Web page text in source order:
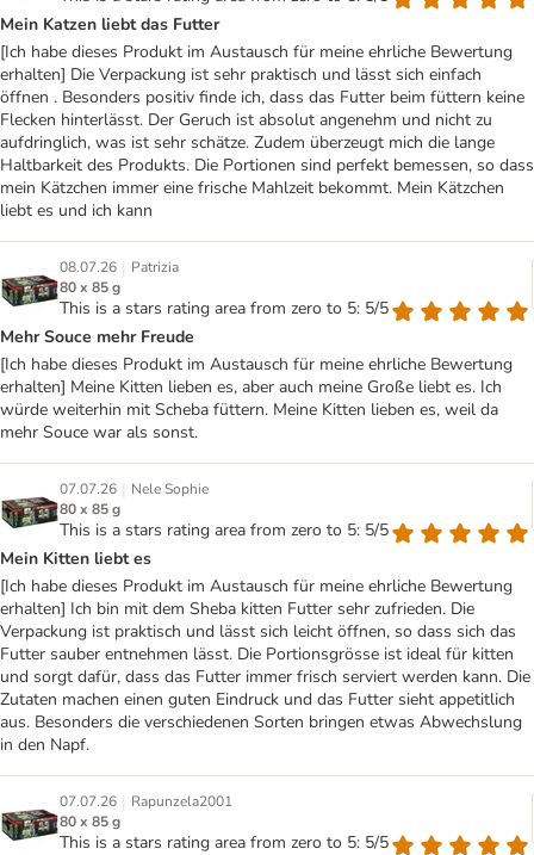
Mein Katzen liebt das Futter
[Ich habe dieses Produkt im Austausch für meine ehrliche Bewertung
erhalten] Die Verpackung ist sehr praktisch und lässt sich einfach
öffnen . Besonders positiv finde ich, dass das Futter beim füttern keine
Flecken hinterlässt. Der Geruch ist absolut angenehm und nicht zu
aufdringlich, was ist sehr schätze. Zudem überzeugt mich die lange
Haltbarkeit des Produkts. Die Portionen sind perfekt bemessen, so dass
mein Kätzchen immer eine frische Mahlzeit bekommt. Mein Kätzchen
liebt es und ich kann
08.07.26 | Patrizia
80 x 85 g
This is a stars rating area from zero to 5: 5/5
Mehr Souce mehr Freude
[Ich habe dieses Produkt im Austausch für meine ehrliche Bewertung
erhalten] Meine Kitten lieben es, aber auch meine Große liebt es. Ich
würde weiterhin mit Scheba füttern. Meine Kitten lieben es, weil da
mehr Souce war als sonst.
07.07.26 | Nele Sophie
80 x 85 g
This is a stars rating area from zero to 5: 5/5
Mein Kitten liebt es
[Ich habe dieses Produkt im Austausch für meine ehrliche Bewertung
erhalten] Ich bin mit dem Sheba kitten Futter sehr zufrieden. Die
Verpackung ist praktisch und lässt sich leicht öffnen, so dass sich das
Futter sauber entnehmen lässt. Die Portionsgrösse ist ideal für kitten
und sorgt dafür, dass das Futter immer frisch serviert werden kann. Die
Zutaten machen einen guten Eindruck und das Futter sieht appetitlich
aus. Besonders die verschiedenen Sorten bringen etwas Abwechslung
in den Napf.
07.07.26 | Rapunzela2001
80 x 85 g
This is a stars rating area from zero to 5: 5/5